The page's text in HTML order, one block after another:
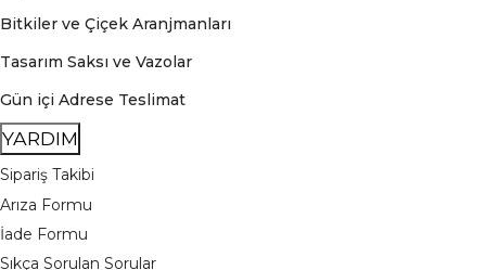
Bitkiler ve Çiçek Aranjmanları
Tasarım Saksı ve Vazolar
Gün içi Adrese Teslimat
YARDIM
Sipariş Takibi
Arıza Formu
İade Formu
Sıkça Sorulan Sorular